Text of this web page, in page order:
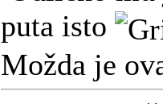
puta isto
Možda je